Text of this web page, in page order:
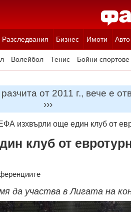
Разследвания Бизнес Имоти Авто
Волейбол Тенис Бойни спортове
разчита от 2011 г., вече е
›››
изхвърли още един клуб от
клуб от
да участва в Лигата на